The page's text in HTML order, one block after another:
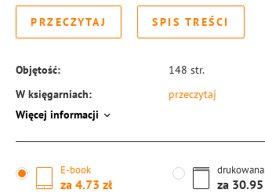
PRZECZYTAJ SPIS TREŚCI
Objętość: 148 str.
W księgarniach:
przeczytaj
ISBN:
Więcej informacji
E-book
za 4.73
drukowana
za 30.95